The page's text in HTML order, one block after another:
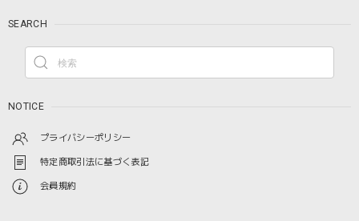
SEARCH
NOTICE
プライバシーポリシー
特定商取引法に基づく表記
会員規約